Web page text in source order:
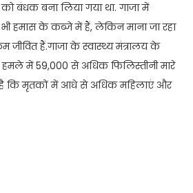
बंधक बना लिया गया था. गाजा में
हमास के कब्जे में हैं, लेकिन माना जा रहा
हैं.गाजा के स्वास्थ्य मंत्रालय के
में 59,000 से अधिक फिलिस्तीनी मारे
है कि मृतकों में आधे से अधिक महिलाएं और